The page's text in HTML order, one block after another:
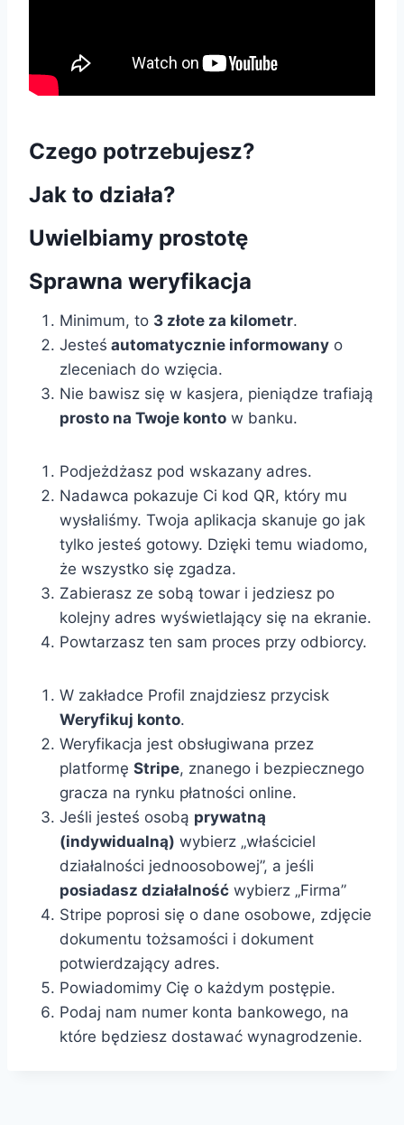
Czego potrzebujesz?
Jak to działa?
Uwielbiamy prostotę
Sprawna weryfikacja
Minimum, to 3 złote za kilometr.
Jesteś automatycznie informowany o
zleceniach do wzięcia.
Nie bawisz się w kasjera, pieniądze trafiają
prosto na Twoje konto w banku.
Podjeżdżasz pod wskazany adres.
Nadawca pokazuje Ci kod QR, który mu
wysłaliśmy. Twoja aplikacja skanuje go jak
tylko jesteś gotowy. Dzięki temu wiadomo,
że wszystko się zgadza.
Zabierasz ze sobą towar i jedziesz po
kolejny adres wyświetlający się na ekranie.
Powtarzasz ten sam proces przy odbiorcy.
W zakładce Profil znajdziesz przycisk
Weryfikuj konto.
Weryfikacja jest obsługiwana przez
platformę Stripe, znanego i bezpiecznego
gracza na rynku płatności online.
Jeśli jesteś osobą prywatną
(indywidualną) wybierz „właściciel
działalności jednoosobowej”, a jeśli
posiadasz działalność wybierz „Firma”
Stripe poprosi się o dane osobowe, zdjęcie
dokumentu tożsamości i dokument
potwierdzający adres.
Powiadomimy Cię o każdym postępie.
Podaj nam numer konta bankowego, na
które będziesz dostawać wynagrodzenie.